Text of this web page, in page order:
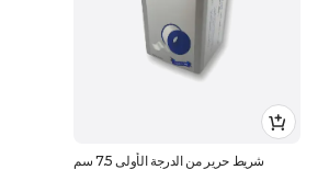
شريط حرير من الدرجة الأولى 7.5 سم